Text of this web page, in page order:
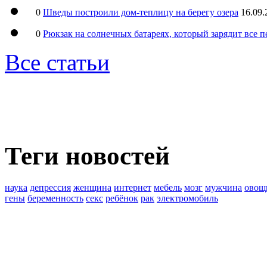
0 Шведы построили дом-теплицу на берегу озера
0 Рюкзак на солнечных батареях, который зарядит все
Все статьи
Теги новостей
наука депрессия женщина интернет мебель мозг мужчина
гены беременность секс ребёнок рак электромобиль